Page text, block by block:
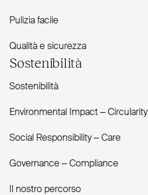
Pulizia facile
Qualità e sicurezza
Sostenibilità
Sostenibilità
Envi­ronmental Impact – Cir­cularity
Social Responsibility – Care
Governance – Com­pliance
Il nostro percorso